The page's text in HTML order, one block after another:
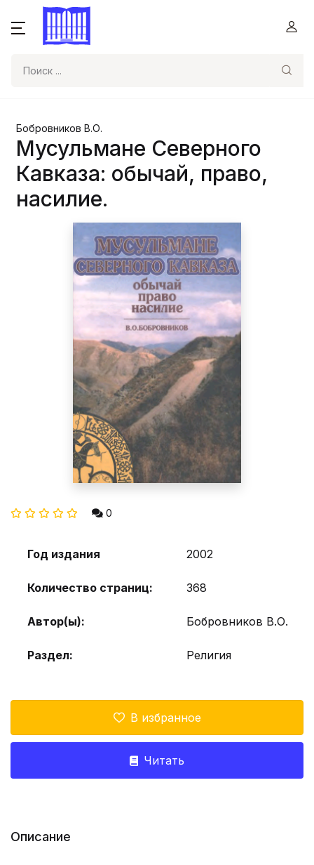
Бобровников В.О.
Мусульмане Северного
Кавказа: обычай, право,
насилие.
0
Год издания 2002
Количество страниц: 368
Автор(ы): Бобровников В.О.
Раздел: Религия
В избранное
Читать
Описание